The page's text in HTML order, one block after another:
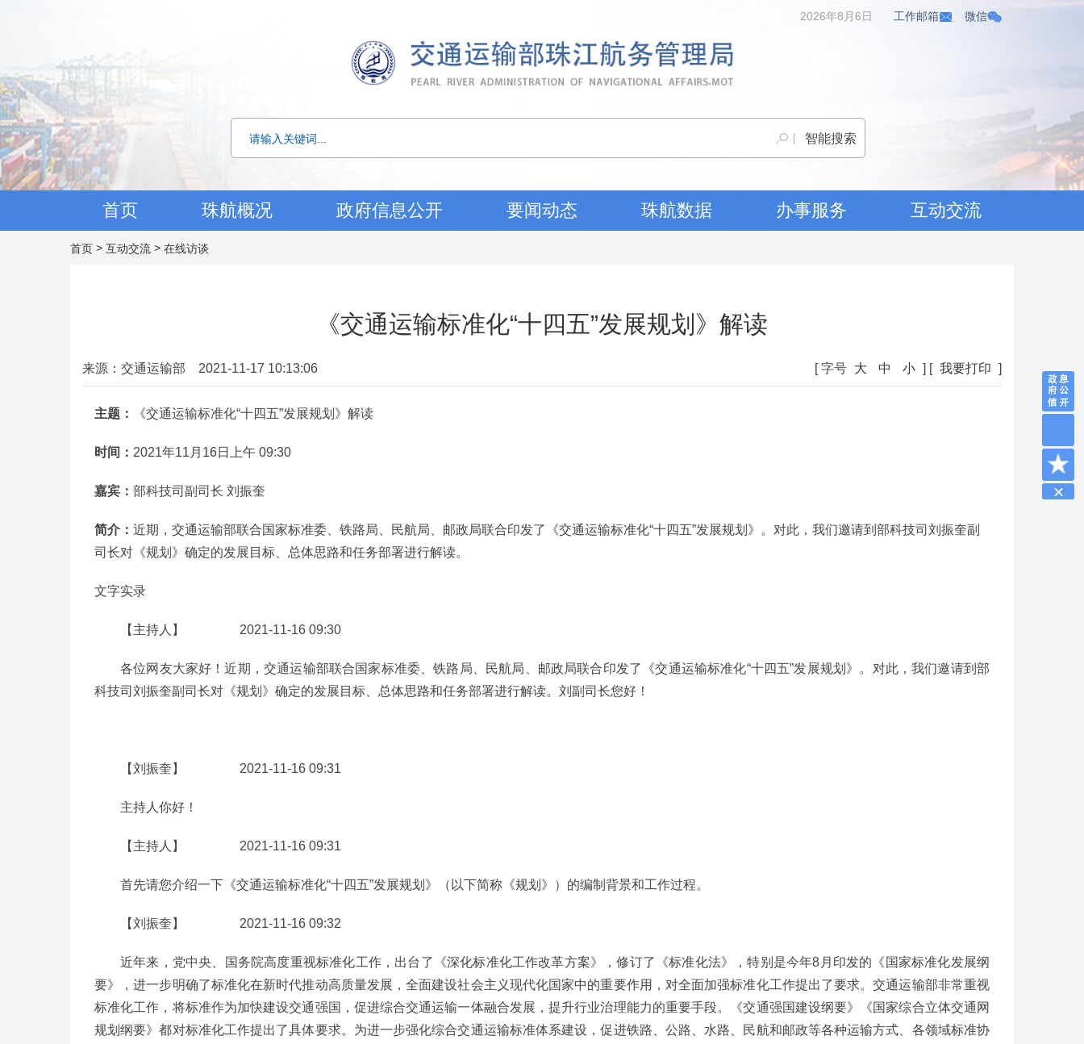
2026年8月6日 工作邮箱 微信
首页 珠航概况 政府信息公开 要闻动态 珠航数据 办事服务 互动交流
首页 > 互动交流 > 在线访谈
《交通运输标准化“十四五”发展规划》解读
来源：交通运输部 2021-11-17 10:13:06 [ 字号 大 中 小 ] [ 我要打印 ]
主题： 《交通运输标准化“十四五”发展规划》解读
时间： 2021年11月16日上午 09:30
嘉宾： 部科技司副司长 刘振奎
简介： 近期，交通运输部联合国家标准委、铁路局、民航局、邮政局联合印发了《交通运输标准化“十四五”发展规划》。对此，我们邀请到部科技司刘振奎副
司长对《规划》确定的发展目标、总体思路和任务部署进行解读。
文字实录
【主持人】 2021-11-16 09:30
各位网友大家好！近期，交通运输部联合国家标准委、铁路局、民航局、邮政局联合印发了《交通运输标准化“十四五”发展规划》。对此，我们邀请到部
科技司刘振奎副司长对《规划》确定的发展目标、总体思路和任务部署进行解读。刘副司长您好！
【刘振奎】 2021-11-16 09:31
主持人你好！
【主持人】 2021-11-16 09:31
首先请您介绍一下《交通运输标准化“十四五”发展规划》（以下简称《规划》）的编制背景和工作过程。
【刘振奎】 2021-11-16 09:32
近年来，党中央、国务院高度重视标准化工作，出台了《深化标准化工作改革方案》，修订了《标准化法》，特别是今年8月印发的《国家标准化发展纲
要》，进一步明确了标准化在新时代推动高质量发展，全面建设社会主义现代化国家中的重要作用，对全面加强标准化工作提出了要求。交通运输部非常重视
标准化工作，将标准作为加快建设交通强国，促进综合交通运输一体融合发展，提升行业治理能力的重要手段。《交通强国建设纲要》《国家综合立体交通网
规划纲要》都对标准化工作提出了具体要求。为进一步强化综合交通运输标准体系建设，促进铁路、公路、水路、民航和邮政等各种运输方式、各领域标准协